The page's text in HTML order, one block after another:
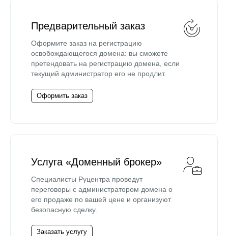
Предварительный заказ
Оформите заказ на регистрацию
освобождающегося домена: вы сможете
претендовать на регистрацию домена, если
текущий администратор его не продлит.
Оформить заказ
Услуга «Доменный брокер»
Специалисты Руцентра проведут
переговоры с администратором домена о
его продаже по вашей цене и организуют
безопасную сделку.
Заказать услугу